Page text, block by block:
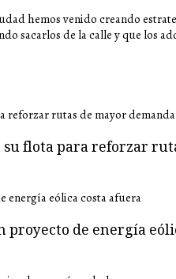
hemos venido creando
sacarlos de la calle y que los
flota para reforzar
de energía